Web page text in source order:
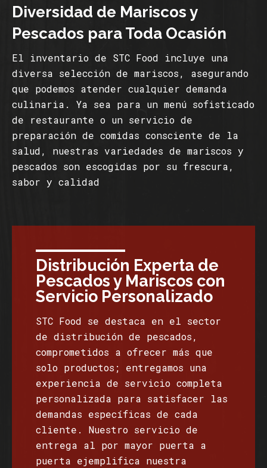
Diversidad de Mariscos y
Pescados para Toda Ocasión
El inventario de STC Food incluye una
diversa selección de mariscos, asegurando
que podemos atender cualquier demanda
culinaria. Ya sea para un menú sofisticado
de restaurante o un servicio de
preparación de comidas consciente de la
salud, nuestras variedades de mariscos y
pescados son escogidas por su frescura,
sabor y calidad
Distribución Experta de
Pescados y Mariscos con
Servicio Personalizado
STC Food se destaca en el sector
de distribución de pescados,
comprometidos a ofrecer más que
solo productos; entregamos una
experiencia de servicio completa
personalizada para satisfacer las
demandas específicas de cada
cliente. Nuestro servicio de
entrega al por mayor puerta a
puerta ejemplifica nuestra